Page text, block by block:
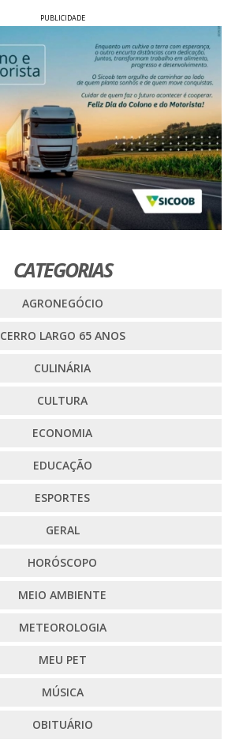
PUBLICIDADE
CATEGORIAS
AGRONEGÓCIO
CERRO LARGO 65 ANOS
CULINÁRIA
CULTURA
ECONOMIA
EDUCAÇÃO
ESPORTES
GERAL
HORÓSCOPO
MEIO AMBIENTE
METEOROLOGIA
MEU PET
MÚSICA
OBITUÁRIO